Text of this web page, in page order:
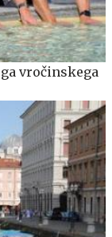
vročinskega